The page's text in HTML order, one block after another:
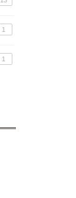
1
1